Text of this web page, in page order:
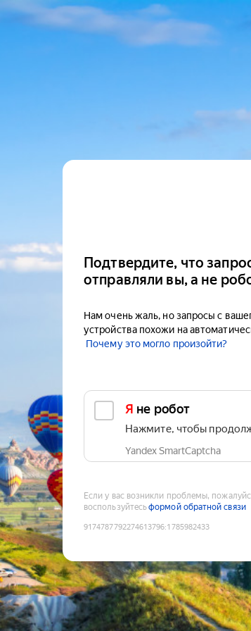
Подтвердите, что
отправляли вы, а не
Нам очень жаль, но запросы с
устройства похожи на
Почему это могло произойти?
Я не робот
Нажмите, чтобы
Yandex SmartCaptcha
Если у вас возникли проблемы,
воспользуйтесьформой обратной связи
9174787792274613796:1785982433